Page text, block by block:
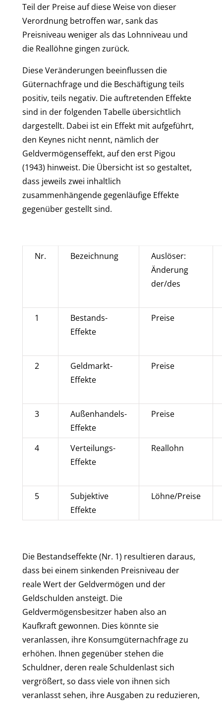
Teil der Preise auf diese Weise von dieser
Verordnung betroffen war, sank das
Preisniveau weniger als das Lohnniveau und
die Reallöhne gingen zurück.
Diese Veränderungen beeinflussen die
Güternachfrage und die Beschäftigung teils
positiv, teils negativ. Die auftretenden Effekte
sind in der folgenden Tabelle übersichtlich
dargestellt. Dabei ist ein Effekt mit aufgeführt,
den Keynes nicht nennt, nämlich der
Geldvermögenseffekt, auf den erst Pigou
(1943) hinweist. Die Übersicht ist so gestaltet,
dass jeweils zwei inhaltlich
zusammenhängende gegenläufige Effekte
gegenüber gestellt sind.
Nr. Bezeichnung
Auslöser:
Änderung
der/des
1
Bestands-
Effekte
Preise
2
Geldmarkt-
Effekte
Preise
3
Außenhandels-
Effekte
Preise
4
Verteilungs-
Effekte
Reallohn
5
Subjektive
Effekte
Löhne/Preise
Die Bestandseffekte (Nr. 1) resultieren daraus,
dass bei einem sinkenden Preisniveau der
reale Wert der Geldvermögen und der
Geldschulden ansteigt. Die
Geldvermögensbesitzer haben also an
Kaufkraft gewonnen. Dies könnte sie
veranlassen, ihre Konsumgüternachfrage zu
erhöhen. Ihnen gegenüber stehen die
Schuldner, deren reale Schuldenlast sich
vergrößert, so dass viele von ihnen sich
veranlasst sehen, ihre Ausgaben zu reduzieren,